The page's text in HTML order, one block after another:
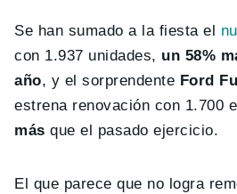
Se han sumado a la fiesta el
con 1.937 unidades, un 58%
año, y el sorprendente Ford
estrena renovación con 1.700
más que el pasado ejercicio.
El que parece que no logra